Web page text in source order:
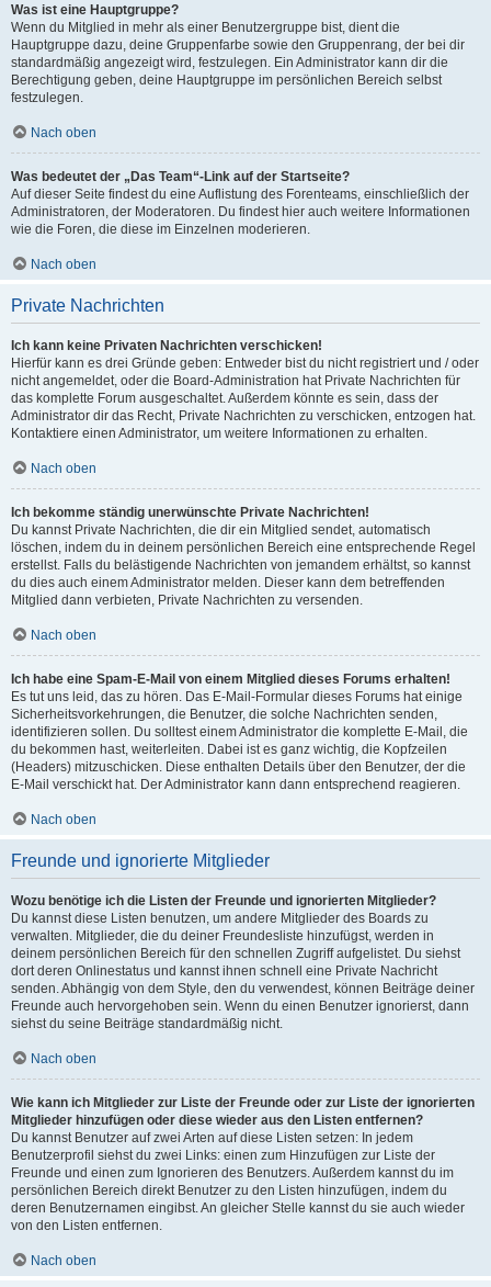
Was ist eine Hauptgruppe?
Wenn du Mitglied in mehr als einer Benutzergruppe bist, dient die
Hauptgruppe dazu, deine Gruppenfarbe sowie den Gruppenrang, der bei dir
standardmäßig angezeigt wird, festzulegen. Ein Administrator kann dir die
Berechtigung geben, deine Hauptgruppe im persönlichen Bereich selbst
festzulegen.
Nach oben
Was bedeutet der „Das Team“-Link auf der Startseite?
Auf dieser Seite findest du eine Auflistung des Forenteams, einschließlich der
Administratoren, der Moderatoren. Du findest hier auch weitere Informationen
wie die Foren, die diese im Einzelnen moderieren.
Nach oben
Private Nachrichten
Ich kann keine Privaten Nachrichten verschicken!
Hierfür kann es drei Gründe geben: Entweder bist du nicht registriert und / oder
nicht angemeldet, oder die Board-Administration hat Private Nachrichten für
das komplette Forum ausgeschaltet. Außerdem könnte es sein, dass der
Administrator dir das Recht, Private Nachrichten zu verschicken, entzogen hat.
Kontaktiere einen Administrator, um weitere Informationen zu erhalten.
Nach oben
Ich bekomme ständig unerwünschte Private Nachrichten!
Du kannst Private Nachrichten, die dir ein Mitglied sendet, automatisch
löschen, indem du in deinem persönlichen Bereich eine entsprechende Regel
erstellst. Falls du belästigende Nachrichten von jemandem erhältst, so kannst
du dies auch einem Administrator melden. Dieser kann dem betreffenden
Mitglied dann verbieten, Private Nachrichten zu versenden.
Nach oben
Ich habe eine Spam-E-Mail von einem Mitglied dieses Forums erhalten!
Es tut uns leid, das zu hören. Das E-Mail-Formular dieses Forums hat einige
Sicherheitsvorkehrungen, die Benutzer, die solche Nachrichten senden,
identifizieren sollen. Du solltest einem Administrator die komplette E-Mail, die
du bekommen hast, weiterleiten. Dabei ist es ganz wichtig, die Kopfzeilen
(Headers) mitzuschicken. Diese enthalten Details über den Benutzer, der die
E-Mail verschickt hat. Der Administrator kann dann entsprechend reagieren.
Nach oben
Freunde und ignorierte Mitglieder
Wozu benötige ich die Listen der Freunde und ignorierten Mitglieder?
Du kannst diese Listen benutzen, um andere Mitglieder des Boards zu
verwalten. Mitglieder, die du deiner Freundesliste hinzufügst, werden in
deinem persönlichen Bereich für den schnellen Zugriff aufgelistet. Du siehst
dort deren Onlinestatus und kannst ihnen schnell eine Private Nachricht
senden. Abhängig von dem Style, den du verwendest, können Beiträge deiner
Freunde auch hervorgehoben sein. Wenn du einen Benutzer ignorierst, dann
siehst du seine Beiträge standardmäßig nicht.
Nach oben
Wie kann ich Mitglieder zur Liste der Freunde oder zur Liste der ignorierten
Mitglieder hinzufügen oder diese wieder aus den Listen entfernen?
Du kannst Benutzer auf zwei Arten auf diese Listen setzen: In jedem
Benutzerprofil siehst du zwei Links: einen zum Hinzufügen zur Liste der
Freunde und einen zum Ignorieren des Benutzers. Außerdem kannst du im
persönlichen Bereich direkt Benutzer zu den Listen hinzufügen, indem du
deren Benutzernamen eingibst. An gleicher Stelle kannst du sie auch wieder
von den Listen entfernen.
Nach oben